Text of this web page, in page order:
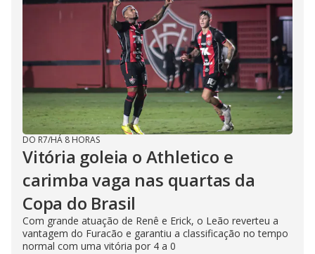
DO R7/HÁ 8 HORAS
Vitória goleia o Athletico e
carimba vaga nas quartas da
Copa do Brasil
Com grande atuação de Renê e Erick, o Leão reverteu a
vantagem do Furacão e garantiu a classificação no tempo
normal com uma vitória por 4 a 0